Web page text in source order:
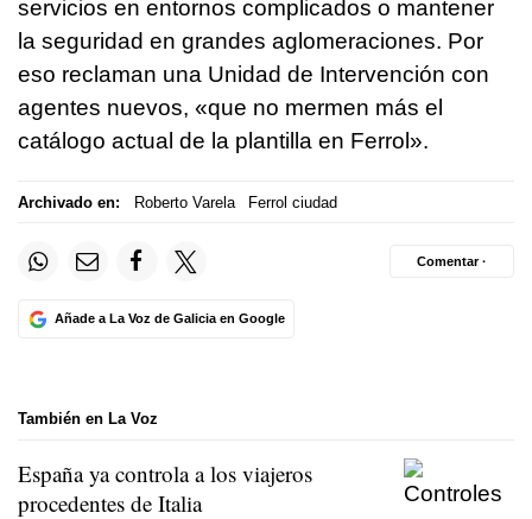
servicios en entornos complicados o mantener
la seguridad en grandes aglomeraciones. Por
eso reclaman una Unidad de Intervención con
agentes nuevos, «que no mermen más el
catálogo actual de la plantilla en Ferrol».
Archivado en: Roberto Varela Ferrol ciudad
Añade a La Voz de Galicia en Google
Comentar ·
También en La Voz
España ya controla a los viajeros
procedentes de Italia